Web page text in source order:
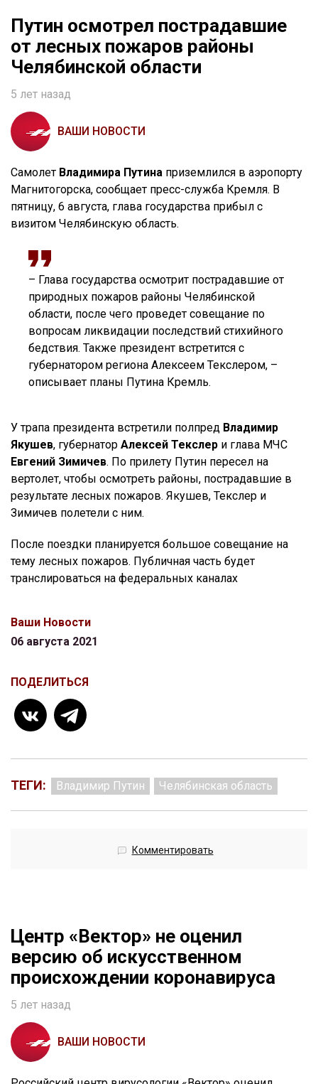
Путин осмотрел пострадавшие
от лесных пожаров районы
Челябинской области
5 лет назад
ВАШИ НОВОСТИ
Самолет Владимира Путина приземлился в аэропорту
Магнитогорска, сообщает пресс-служба Кремля. В
пятницу, 6 августа, глава государства прибыл с
визитом Челябинскую область.
– Глава государства осмотрит пострадавшие от
природных пожаров районы Челябинской
области, после чего проведет совещание по
вопросам ликвидации последствий стихийного
бедствия. Также президент встретится с
губернатором региона Алексеем Текслером, –
описывает планы Путина Кремль.
У трапа президента встретили полпред Владимир
Якушев, губернатор Алексей Текслер и глава МЧС
Евгений Зимичев. По прилету Путин пересел на
вертолет, чтобы осмотреть районы, пострадавшие в
результате лесных пожаров. Якушев, Текслер и
Зимичев полетели с ним.
После поездки планируется большое совещание на
тему лесных пожаров. Публичная часть будет
транслироваться на федеральных каналах
Ваши Новости
06 августа 2021
ПОДЕЛИТЬСЯ
ТЕГИ: Владимир Путин Челябинская область
Комментировать
Центр «Вектор» не оценил
версию об искусственном
происхождении коронавируса
5 лет назад
ВАШИ НОВОСТИ